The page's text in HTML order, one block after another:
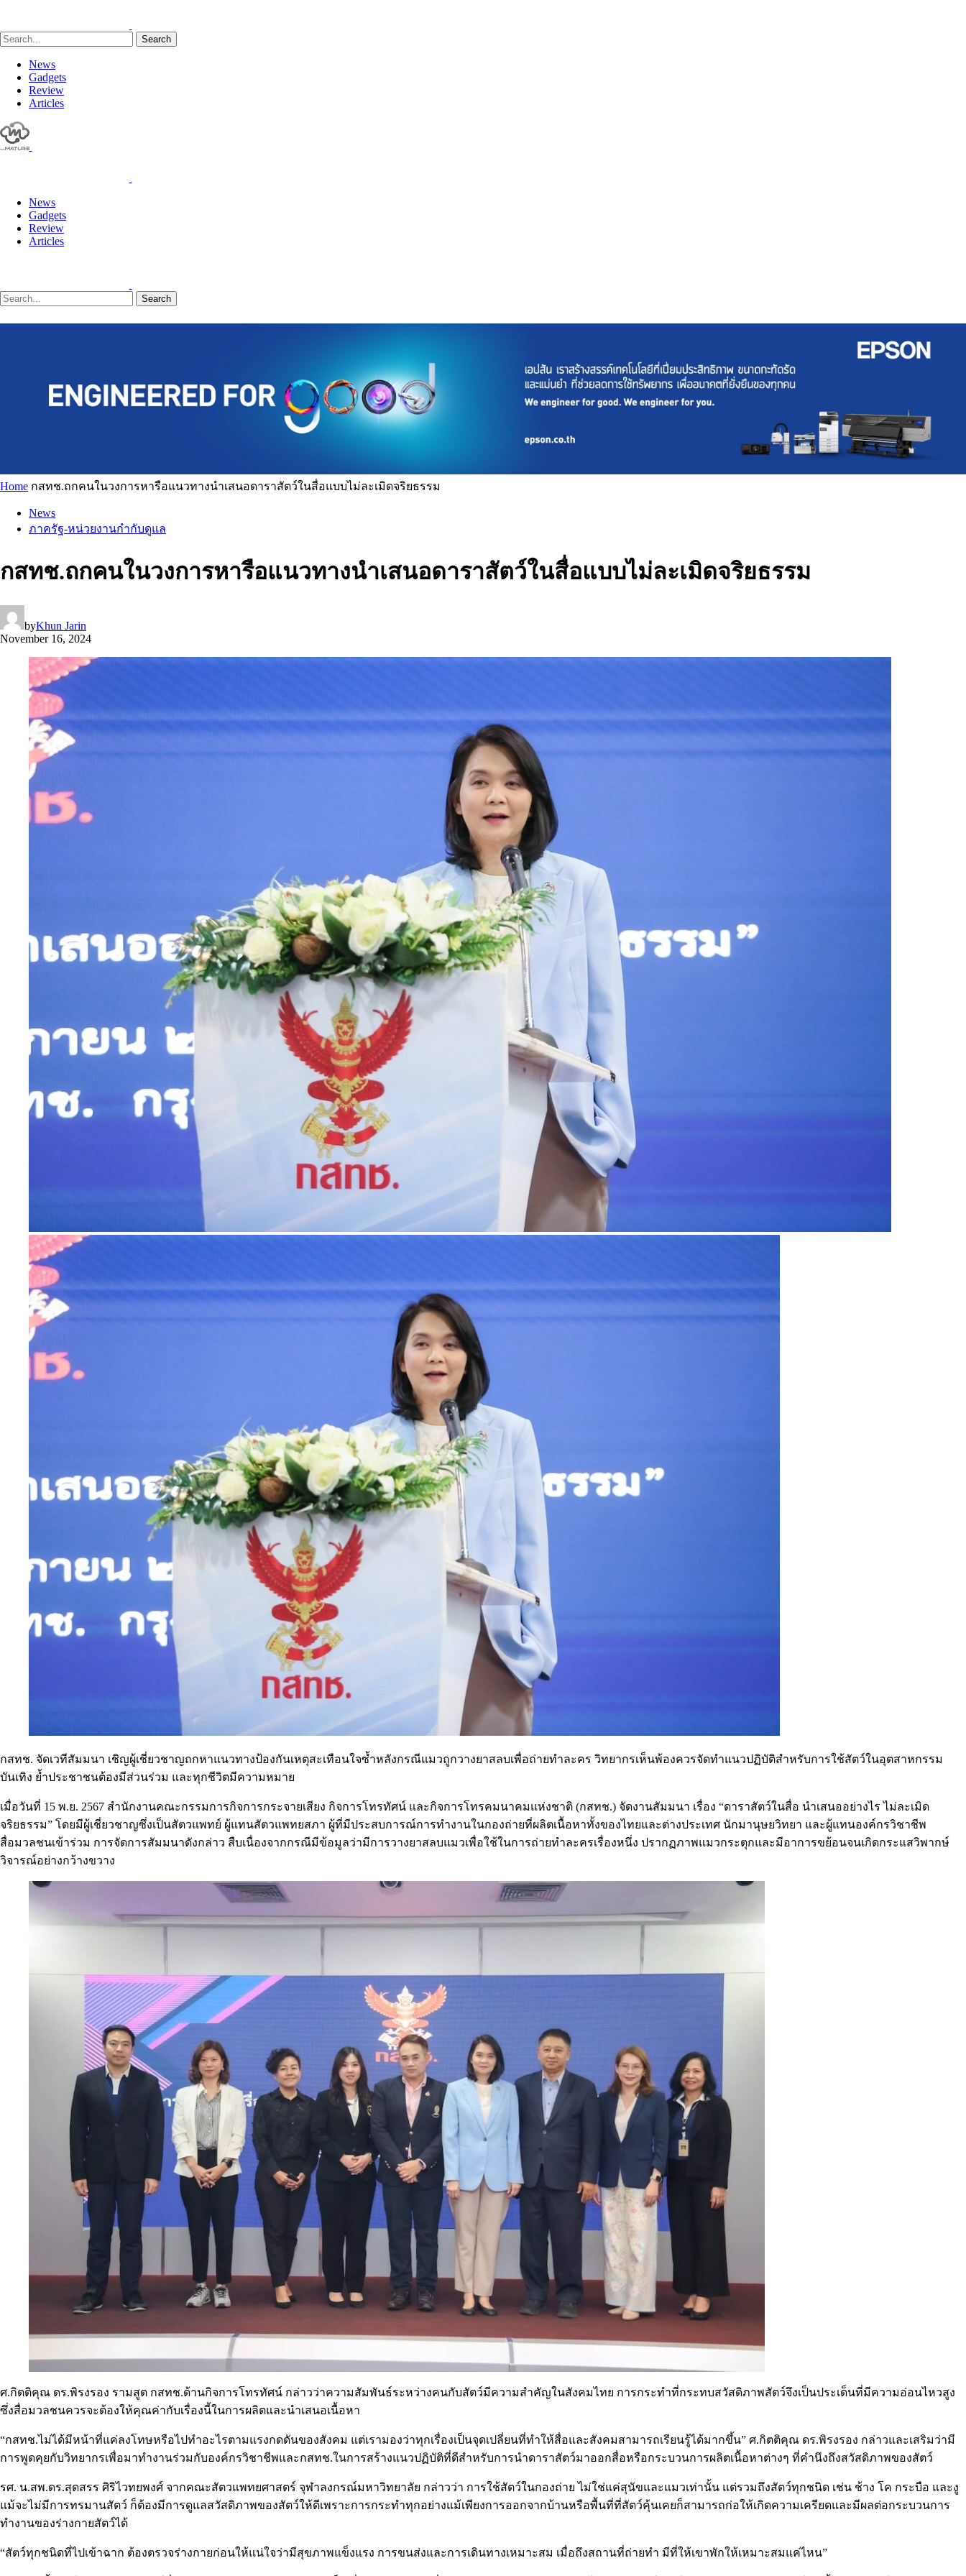
Search
News
Gadgets
Review
Articles
News
Gadgets
Review
Articles
Search
Home กสทช.ถกคนในวงการหารือแนวทางนำเสนอดาราสัตว์ในสื่อแบบไม่ละเมิดจริยธรรม
News
ภาครัฐ-หน่วยงานกำกับดูแล
กสทช.ถกคนในวงการหารือแนวทางนำเสนอดาราสัตว์ในสื่อแบบไม่ละเมิดจริยธรรม
byKhun Jarin
November 16, 2024
กสทช. จัดเวทีสัมมนา เชิญผู้เชี่ยวชาญถกหาแนวทางป้องกันเหตุสะเทือนใจซ้ำหลังกรณีแมวถูกวางยาสลบเพื่อถ่ายทำละคร วิทยากรเห็นพ้องควรจัดทำแนวปฏิบัติสำหรับการใช้สัตว์ในอุตสาหกรรม
บันเทิง ย้ำประชาชนต้องมีส่วนร่วม และทุกชีวิตมีความหมาย
เมื่อวันที่ 15 พ.ย. 2567 สำนักงานคณะกรรมการกิจการกระจายเสียง กิจการโทรทัศน์ และกิจการโทรคมนาคมแห่งชาติ (กสทช.) จัดงานสัมมนา เรื่อง “ดาราสัตว์ในสื่อ นำเสนออย่างไร ไม่ละเมิด
จริยธรรม” โดยมีผู้เชี่ยวชาญซึ่งเป็นสัตวแพทย์ ผู้แทนสัตวแพทยสภา ผู้ที่มีประสบการณ์การทำงานในกองถ่ายที่ผลิตเนื้อหาทั้งของไทยและต่างประเทศ นักมานุษยวิทยา และผู้แทนองค์กรวิชาชีพ
สื่อมวลชนเข้าร่วม การจัดการสัมมนาดังกล่าว สืบเนื่องจากกรณีมีข้อมูลว่ามีการวางยาสลบแมวเพื่อใช้ในการถ่ายทำละครเรื่องหนึ่ง ปรากฏภาพแมวกระตุกและมีอาการขย้อนจนเกิดกระแสวิพากษ์
วิจารณ์อย่างกว้างขวาง
ศ.กิตติคุณ ดร.พิรงรอง รามสูต กสทช.ด้านกิจการโทรทัศน์ กล่าวว่าความสัมพันธ์ระหว่างคนกับสัตว์มีความสำคัญในสังคมไทย การกระทำที่กระทบสวัสดิภาพสัตว์จึงเป็นประเด็นที่มีความอ่อนไหวสูง
ซึ่งสื่อมวลชนควรจะต้องให้คุณค่ากับเรื่องนี้ในการผลิตและนำเสนอเนื้อหา
“กสทช.ไม่ได้มีหน้าที่แค่ลงโทษหรือไปทำอะไรตามแรงกดดันของสังคม แต่เรามองว่าทุกเรื่องเป็นจุดเปลี่ยนที่ทำให้สื่อและสังคมสามารถเรียนรู้ได้มากขึ้น” ศ.กิตติคุณ ดร.พิรงรอง กล่าวและเสริมว่ามี
การพูดคุยกับวิทยากรเพื่อมาทำงานร่วมกับองค์กรวิชาชีพและกสทช.ในการสร้างแนวปฏิบัติที่ดีสำหรับการนำดาราสัตว์มาออกสื่อหรือกระบวนการผลิตเนื้อหาต่างๆ ที่คำนึงถึงสวัสดิภาพของสัตว์
รศ. น.สพ.ดร.สุดสรร ศิริไวทยพงศ์ จากคณะสัตวแพทยศาสตร์ จุฬาลงกรณ์มหาวิทยาลัย กล่าวว่า การใช้สัตว์ในกองถ่าย ไม่ใช่แค่สุนัขและแมวเท่านั้น แต่รวมถึงสัตว์ทุกชนิด เช่น ช้าง โค กระบือ และงู
แม้จะไม่มีการทรมานสัตว์ ก็ต้องมีการดูแลสวัสดิภาพของสัตว์ให้ดีเพราะการกระทำทุกอย่างแม้เพียงการออกจากบ้านหรือพื้นที่ที่สัตว์คุ้นเคยก็สามารถก่อให้เกิดความเครียดและมีผลต่อกระบวนการ
ทำงานของร่างกายสัตว์ได้
“สัตว์ทุกชนิดที่ไปเข้าฉาก ต้องตรวจร่างกายก่อนให้แน่ใจว่ามีสุขภาพแข็งแรง การขนส่งและการเดินทางเหมาะสม เมื่อถึงสถานที่ถ่ายทำ มีที่ให้เขาพักให้เหมาะสมแค่ไหน”